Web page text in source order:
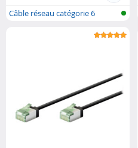
Câble réseau catégorie 6